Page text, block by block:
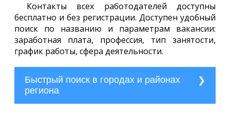
Контакты всех работодателей доступны
бесплатно и без регистрации. Доступен удобный
поиск по названию и параметрам вакансии:
заработная плата, профессия, тип занятости,
график работы, сфера деятельности.
Быстрый поиск в городах и районах
региона